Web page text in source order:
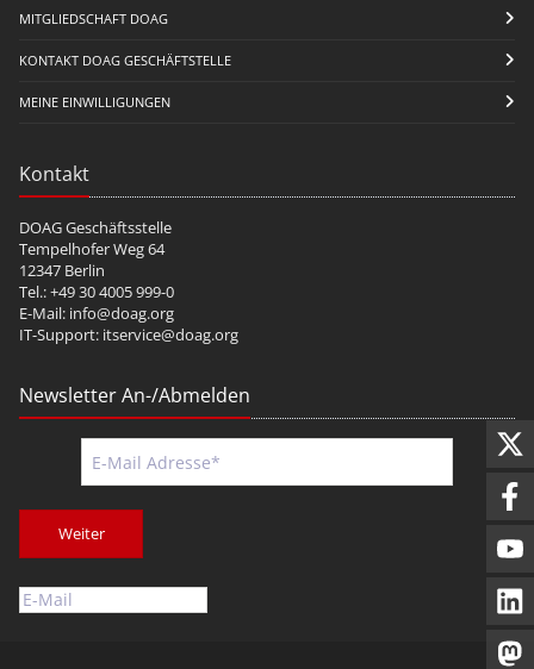
MITGLIEDSCHAFT DOAG
KONTAKT DOAG GESCHÄFTSTELLE
MEINE EINWILLIGUNGEN
Kontakt
DOAG Geschäftsstelle
Tempelhofer Weg 64
12347 Berlin
Tel.: +49 30 4005 999-0
E-Mail: info@doag.org
IT-Support: itservice@doag.org
Newsletter An-/Abmelden
Weiter